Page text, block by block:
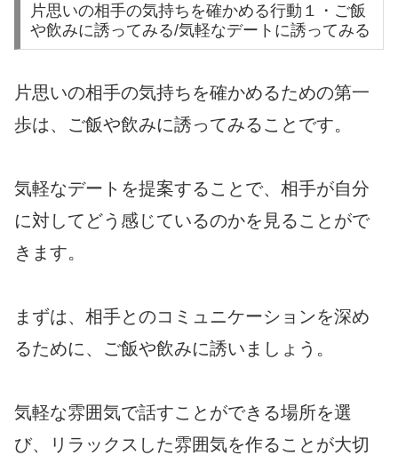
片思いの相手の気持ちを確かめる行動１・ご飯
や飲みに誘ってみる/気軽なデートに誘ってみる
片思いの相手の気持ちを確かめるための第一
歩は、ご飯や飲みに誘ってみることです。
気軽なデートを提案することで、相手が自分
に対してどう感じているのかを見ることがで
きます。
まずは、相手とのコミュニケーションを深め
るために、ご飯や飲みに誘いましょう。
気軽な雰囲気で話すことができる場所を選
び、リラックスした雰囲気を作ることが大切